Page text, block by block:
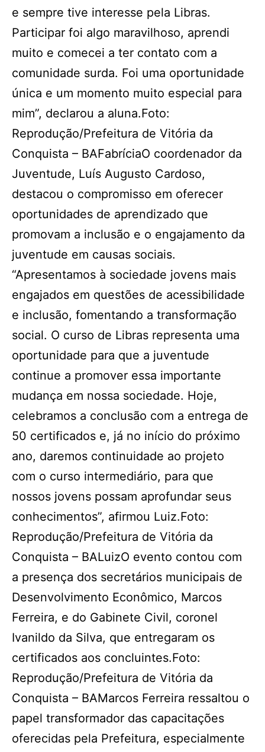
e sempre tive interesse pela Libras.
Participar foi algo maravilhoso, aprendi
muito e comecei a ter contato com a
comunidade surda. Foi uma oportunidade
única e um momento muito especial para
mim”, declarou a aluna.Foto:
Reprodução/Prefeitura de Vitória da
Conquista – BAFabríciaO coordenador da
Juventude, Luís Augusto Cardoso,
destacou o compromisso em oferecer
oportunidades de aprendizado que
promovam a inclusão e o engajamento da
juventude em causas sociais.
“Apresentamos à sociedade jovens mais
engajados em questões de acessibilidade
e inclusão, fomentando a transformação
social. O curso de Libras representa uma
oportunidade para que a juventude
continue a promover essa importante
mudança em nossa sociedade. Hoje,
celebramos a conclusão com a entrega de
50 certificados e, já no início do próximo
ano, daremos continuidade ao projeto
com o curso intermediário, para que
nossos jovens possam aprofundar seus
conhecimentos”, afirmou Luiz.Foto:
Reprodução/Prefeitura de Vitória da
Conquista – BALuizO evento contou com
a presença dos secretários municipais de
Desenvolvimento Econômico, Marcos
Ferreira, e do Gabinete Civil, coronel
Ivanildo da Silva, que entregaram os
certificados aos concluintes.Foto:
Reprodução/Prefeitura de Vitória da
Conquista – BAMarcos Ferreira ressaltou o
papel transformador das capacitações
oferecidas pela Prefeitura, especialmente